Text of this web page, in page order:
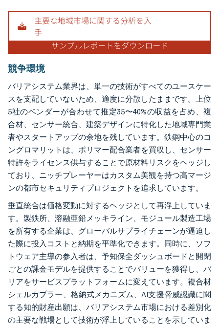
画像 © Mordor Intelligence。再利用にはCC BY 4.0の表示が必要です。
競争環境
バリアシステム業界は、単一の技術がすべてのユースケー
スを支配していないため、適度に分散したままです。上位
5社のベンダーが合わせて推定35〜40%の収益を占め、複
合材、センサー統合、建築デザインに特化した地域専門業
者やスタートアップの余地を残しています。鉄鋼中心のコ
ングロマリットは、ポリマー配合業者を買収し、センサー
特許をライセンス供与することで原材料リスクをヘッジし
ており、ニッチプレーヤーはカスタム美観を持つ高マージ
ンの都市セキュリティプロジェクトを追求しています。
垂直統合は価格変動に対するヘッジとして再浮上していま
す。製鉄所、溶融亜鉛メッキライン、モジュール製造工場
を所有する企業は、グローバルサプライチェーンが逼迫し
た際に投入コストと納期を平準化できます。同時に、ソフ
トウェア主導の参入者は、予知保全ダッシュボードと開閉
ごとの課金モデルを提供することでバリューを獲得し、バ
リアをサービスプラットフォームに変えています。複合材
シェルカプラー、格納式メカニズム、AI支援脅威認識に関
する知的財産出願は、バリアシステム市場における差別化
の主要な戦場として技術が浮上していることを示していま